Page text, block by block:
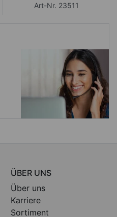
Art-Nr. 23511
ÜBER UNS
Über uns
Karriere
Sortiment